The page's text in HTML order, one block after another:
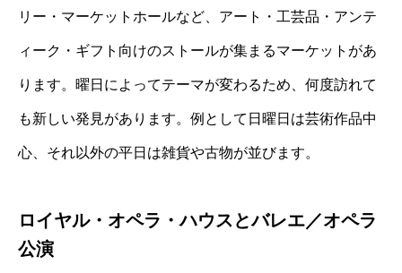
リー・マーケットホールなど、アート・工芸品・アンテ
ィーク・ギフト向けのストールが集まるマーケットがあ
ります。曜日によってテーマが変わるため、何度訪れて
も新しい発見があります。例として日曜日は芸術作品中
心、それ以外の平日は雑貨や古物が並びます。
ロイヤル・オペラ・ハウスとバレエ／オペラ
公演